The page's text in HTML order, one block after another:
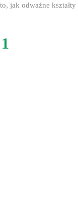
to, jak odważne
1